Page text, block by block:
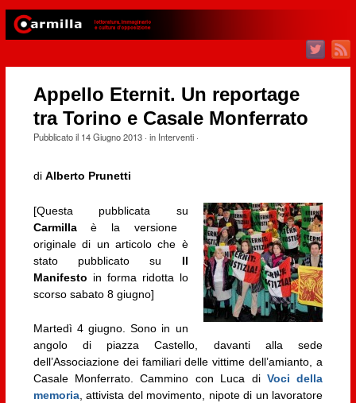
Appello Eternit. Un reportage
tra Torino e Casale Monferrato
Pubblicato il 14 Giugno 2013· in Interventi·
di Alberto Prunetti
[Questa pubblicata su
Carmillaè la versione
originale di un articolo che è
stato pubblicato su Il
Manifesto in forma ridotta lo
scorso sabato 8 giugno]
Martedì 4 giugno. Sono in un
angolo di piazza Castello, davanti alla sede
dell’Associazione dei familiari delle vittime dell’amianto, a
Casale Monferrato. Cammino con Luca di Voci della
memoria, attivista del movimento, nipote di un lavoratore